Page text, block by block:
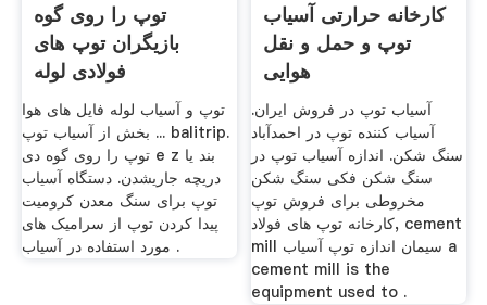
توپ را روی گوه
بازیگران توپ های
فولادی لوله
توپ و آسیاب لوله فایل های هوا
... بخش از آسیاب توپ balitrip.
توپ را روی گوه دی e z بند یا
دریچه جاریشدن. دستگاه آسیاب
توپ برای سنگ معدن کرومیت
پیدا کردن توپ از سرامیک های
مورد استفاده در آسیاب .
کارخانه حرارتی آسیاب
توپ و حمل و نقل
هوایی
آسیاب توپ در فروش ایران.
آسیاب کننده توپ در احمدآباد
سنگ شکن. اندازه آسیاب توپ در
سنگ شکن فکی سنگ شکن
مخروطی برای فروش توپ
کارخانه توپ های فولاد, cement
mill سیمان اندازه توپ آسیاب a
cement mill is the
equipment used to .